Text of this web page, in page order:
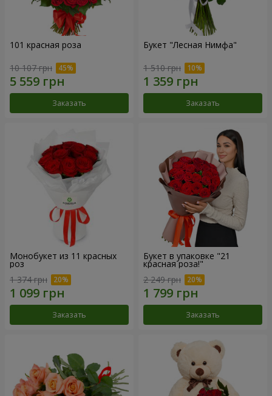
101 красная роза
10 107 грн
Заказать
Букет "Лесная Нимфа"
1 510 грн
Заказать
Монобукет из 11 красных
роз
1 374 грн
Заказать
Букет в упаковке "21
красная роза!"
2 249 грн
Заказать